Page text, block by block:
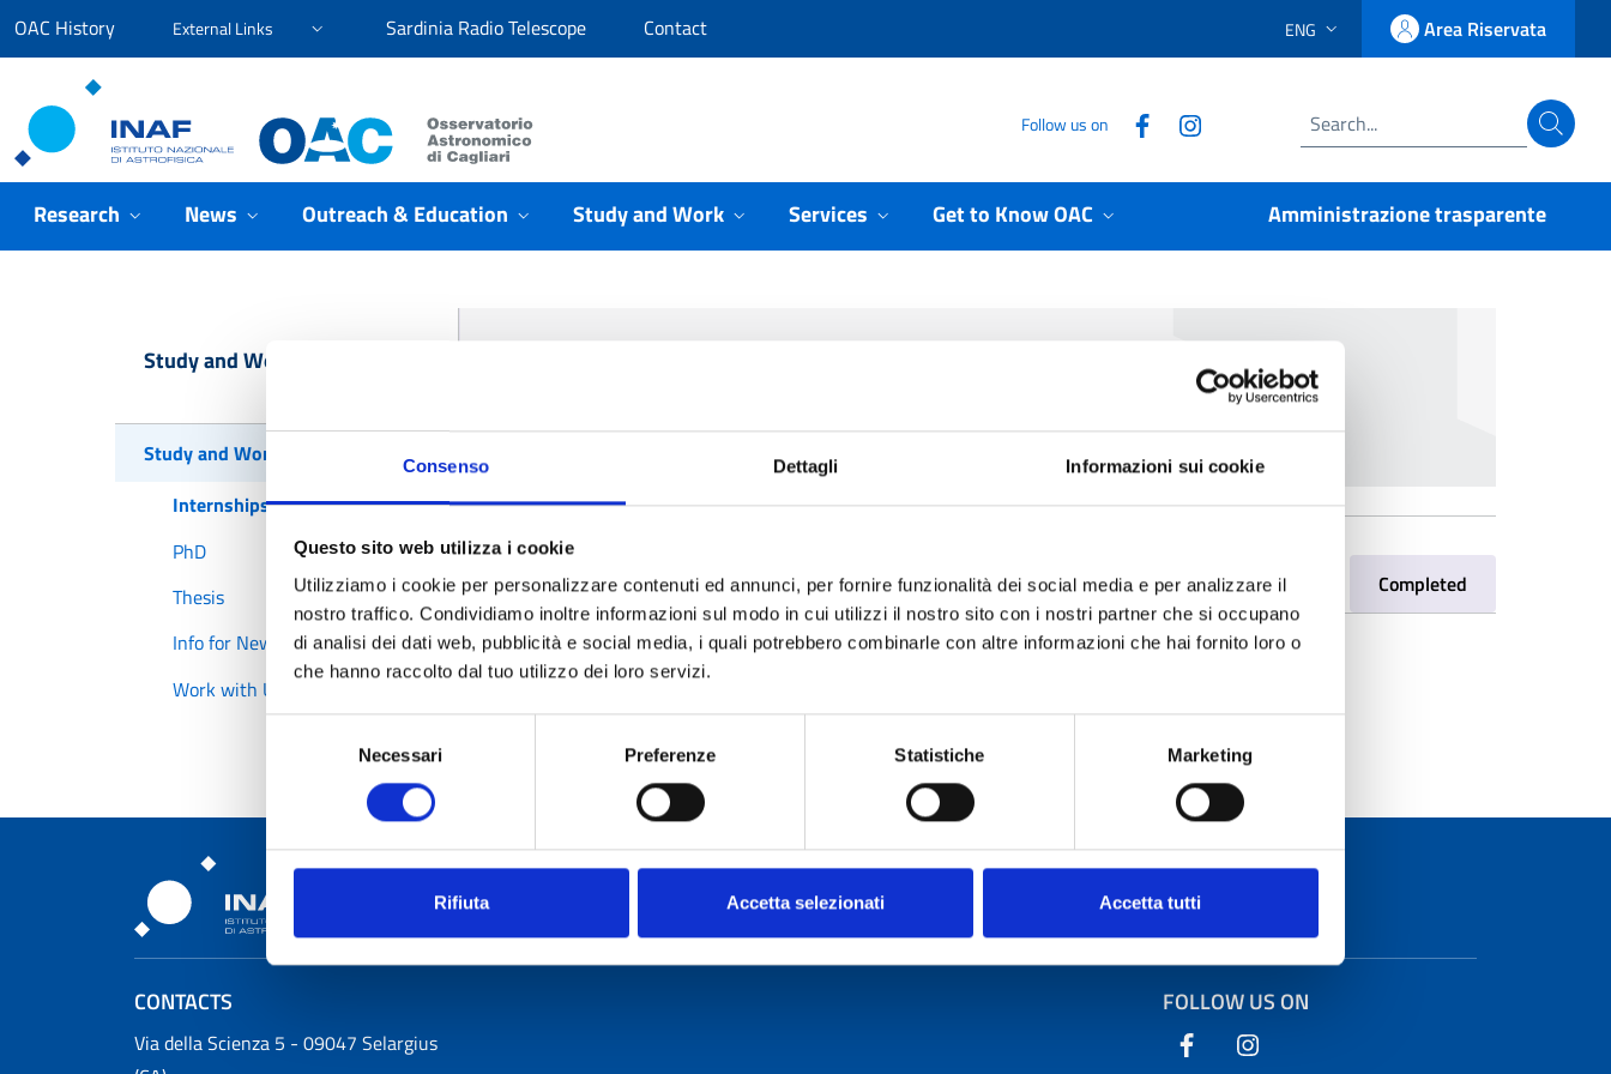
Consenso Dettagli Informazioni sui cookie
Questo sito web utilizza i cookie
Utilizziamo i cookie per personalizzare contenuti ed annunci, per fornire funzionalità dei social media e per analizzare il
nostro traffico. Condividiamo inoltre informazioni sul modo in cui utilizzi il nostro sito con i nostri partner che si occupano
di analisi dei dati web, pubblicità e social media, i quali potrebbero combinarle con altre informazioni che hai fornito loro o
che hanno raccolto dal tuo utilizzo dei loro servizi.
Necessari Preferenze Statistiche Marketing
Rifiuta Accetta selezionati Accetta tutti
Go to content
Go to the navigation menu
Go to the footer
OAC History External Links Sardinia Radio Telescope Contact LINGUA SELEZIONATA:
ENG Accedi
Area Riservata
Osservatorio Astronomico Cagliari Follow us on Follow us on Facebook
Follow us on Instagram
Search
Research News Outreach & Education Study and Work Services Get to Know OAC Amministrazione trasparente
Study and Work
Study and Work
Internships
PhD
Thesis
Info for New Arrivals
Work with Us
Internships
Available In Progress Completed
There are currently no study or work opportunities available.
come backor use the menu to continue browsing.
Osservatorio Astronomico Cagliari
CONTACTS
Osservatorio Astronomico Cagliari
Via della Scienza 5 - 09047 Selargius
FOLLOW US ON
Follow us on Facebook